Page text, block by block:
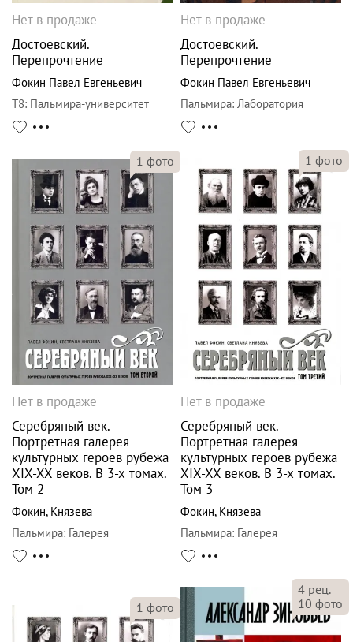
Нет в продаже
Достоевский.
Перепрочтение
Фокин Павел Евгеньевич
Т8: Пальмира-университет
Нет в продаже
Достоевский.
Перепрочтение
Фокин Павел Евгеньевич
Пальмира: Лаборатория
1 фото
Нет в продаже
Серебряный век.
Портретная галерея
культурных героев рубежа
XIX-XX веков. В 3-х томах.
Том 2
Фокин, Князева
Пальмира: Галерея
1 фото
Нет в продаже
Серебряный век.
Портретная галерея
культурных героев рубежа
XIX-XX веков. В 3-х томах.
Том 3
Фокин, Князева
Пальмира: Галерея
1 фото
4 рец.
10 фото